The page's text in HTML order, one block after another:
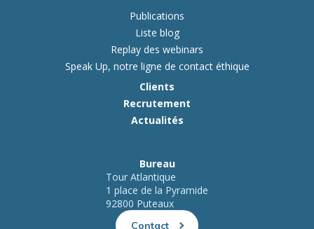
Publications
Liste blog
Replay des webinars
Speak Up, notre ligne de contact éthique
Clients
Recrutement
Actualités
Bureau
Tour Atlantique
1 place de la Pyramide
92800 Puteaux
Contact